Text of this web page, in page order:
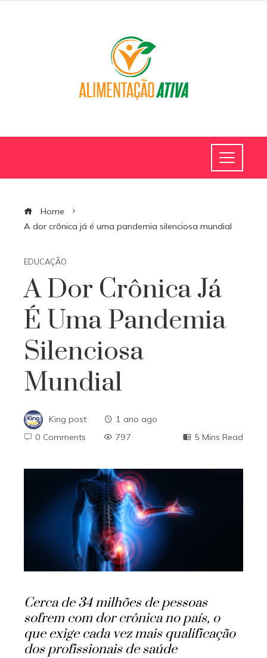
Home
A dor crônica já é uma pandemia silenciosa mundial
EDUCAÇÃO
A Dor Crônica Já
É Uma Pandemia
Silenciosa
Mundial
King post
1 ano ago
0 Comments
797 5 Mins Read
Cerca de 34 milhões de pessoas
sofrem com dor crônica no país, o
que exige cada vez mais qualificação
dos profissionais de saúde